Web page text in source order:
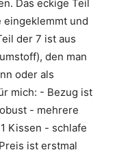
Das eckige Teil
und
der 7 ist aus
den man
oder als
mich: - Bezug ist
- mehrere
Kissen - schlafe
ist erstmal